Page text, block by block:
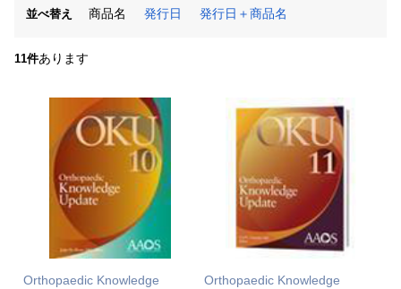
並べ替え 商品名 発行日 発行日＋商品名
11件あります
Orthopaedic Knowledge
Orthopaedic Knowledge